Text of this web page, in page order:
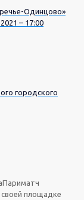
Одинцово»
– 17:00
городского
площадке